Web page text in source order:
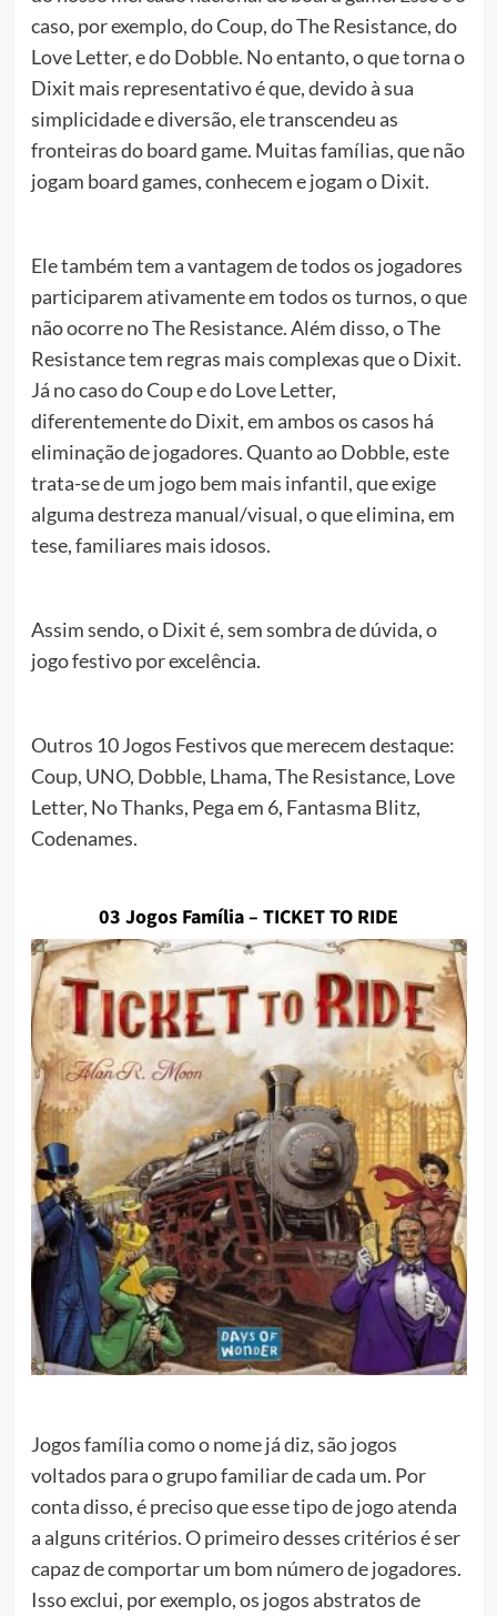
caso, por exemplo, do Coup, do The Resistance, do
Love Letter, e do Dobble. No entanto, o que torna o
Dixit mais representativo é que, devido à sua
simplicidade e diversão, ele transcendeu as
fronteiras do board game. Muitas famílias, que não
jogam board games, conhecem e jogam o Dixit.
Ele também tem a vantagem de todos os jogadores
participarem ativamente em todos os turnos, o que
não ocorre no The Resistance. Além disso, o The
Resistance tem regras mais complexas que o Dixit.
Já no caso do Coup e do Love Letter,
diferentemente do Dixit, em ambos os casos há
eliminação de jogadores. Quanto ao Dobble, este
trata-se de um jogo bem mais infantil, que exige
alguma destreza manual/visual, o que elimina, em
tese, familiares mais idosos.
Assim sendo, o Dixit é, sem sombra de dúvida, o
jogo festivo por excelência.
Outros 10 Jogos Festivos que merecem destaque:
Coup, UNO, Dobble, Lhama, The Resistance, Love
Letter, No Thanks, Pega em 6, Fantasma Blitz,
Codenames.
03 Jogos Família – TICKET TO RIDE
Jogos família como o nome já diz, são jogos
voltados para o grupo familiar de cada um. Por
conta disso, é preciso que esse tipo de jogo atenda
a alguns critérios. O primeiro desses critérios é ser
capaz de comportar um bom número de jogadores.
Isso exclui, por exemplo, os jogos abstratos de